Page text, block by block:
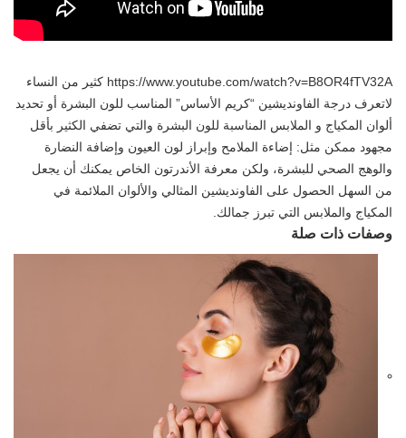
https://www.youtube.com/watch?v=B8OR4fTV32A كثير من النساء
لاتعرف درجة الفاونديشين “كريم الأساس” المناسب للون البشرة أو تحديد
ألوان المكياج و الملابس المناسبة للون البشرة والتي تضفي الكثير بأقل
مجهود ممكن مثل: إضاءة الملامح وإبراز لون العيون وإضافة النضارة
والوهج الصحي للبشرة، ولكن معرفة الأندرتون الخاص يمكنك أن يجعل
من السهل الحصول على الفاونديشين المثالي والألوان الملائمة في
المكياج والملابس التي تبرز جمالك.
وصفات ذات صلة